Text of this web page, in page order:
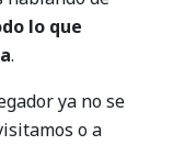
lo que
.
ya no se
o a